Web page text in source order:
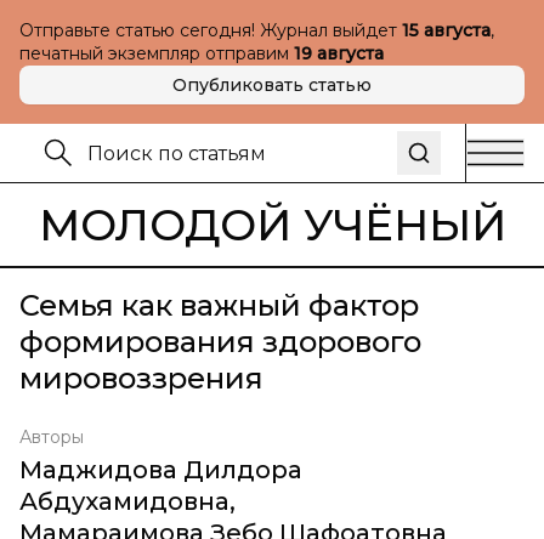
Отправьте статью сегодня! Журнал выйдет 15 августа,
печатный экземпляр отправим 19 августа
Опубликовать статью
МОЛОДОЙ УЧЁНЫЙ
Семья как важный фактор
формирования здорового
мировоззрения
Авторы
Маджидова Дилдора
Абдухамидовна,
Мамараимова Зебо Шафоатовна